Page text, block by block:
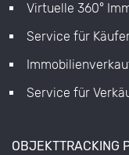
Virtuelle 360°
Service für
Service für
OBJEKTTRACKING